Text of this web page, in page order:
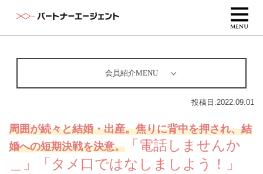
会員紹介MENU
投稿日:2022.09.01
周囲が続々と結婚・出産。焦りに背中を押され、結
婚への短期決戦を決意。
「電話しませんか
＿」「タメ口ではなしましよう！」